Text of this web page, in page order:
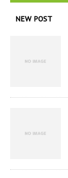
NEW POST